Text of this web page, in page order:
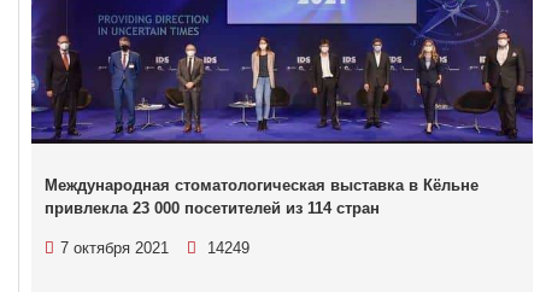
Международная стоматологическая выставка в Кёльне
привлекла 23 000 посетителей из 114 стран
7 октября 2021 14249